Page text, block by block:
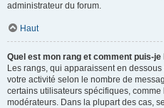
administrateur du forum.
Haut
Quel est mon rang et comment puis-je
Les rangs, qui apparaissent en
votre activité selon le nombre de
certains utilisateurs spécifiques,
modérateurs. Dans la plupart des cas,